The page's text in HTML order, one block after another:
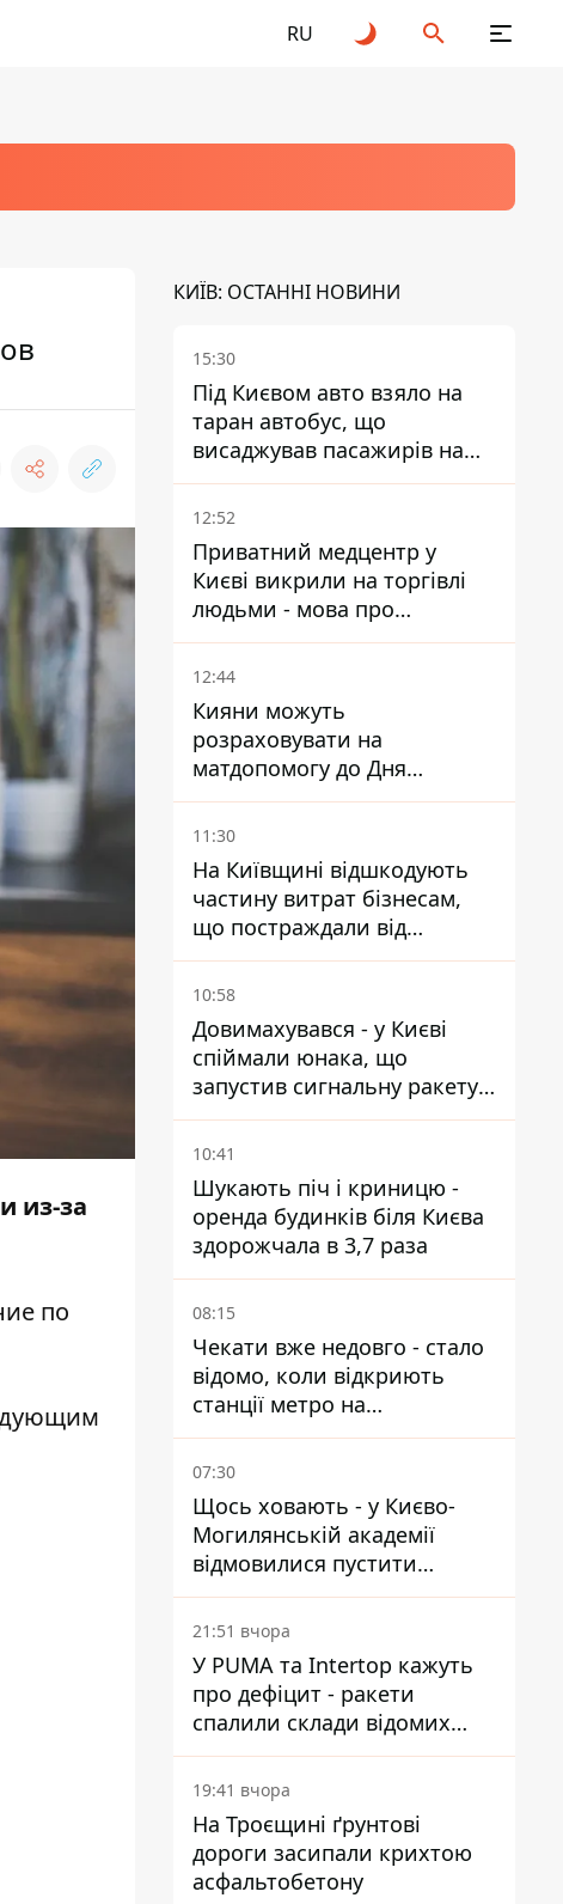
RU
из-за
по
КИЇВ: ОСТАННІ НОВИНИ
15:30
Під Києвом авто взяло на
таран автобус, що
висаджував пасажирів на
зупинці - пасажирка в
лікарні
12:52
Приватний медцентр у
Києві викрили на торгівлі
людьми - мова про
сурогатне материнство
12:44
Кияни можуть
розраховувати на
матдопомогу до Дня
незалежності - кому її
дадуть
11:30
На Київщині відшкодують
частину витрат бізнесам,
що постраждали від
прильотів ракет
10:58
Довимахувався - у Києві
спіймали юнака, що
запустив сигнальну ракету,
аби потішити дівчат
10:41
Шукають піч і криницю -
оренда будинків біля Києва
здорожчала в 3,7 раза
08:15
Чекати вже недовго - стало
відомо, коли відкриють
станції метро на
Виноградарі
07:30
Щось ховають - у Києво-
Могилянській академії
відмовилися пустити
комісію з охорони пам'яток
на територію
21:51 вчора
У PUMA та Intertop кажуть
про дефіцит - ракети
спалили склади відомих
брендів
19:41 вчора
На Троєщині ґрунтові
дороги засипали крихтою
асфальтобетону